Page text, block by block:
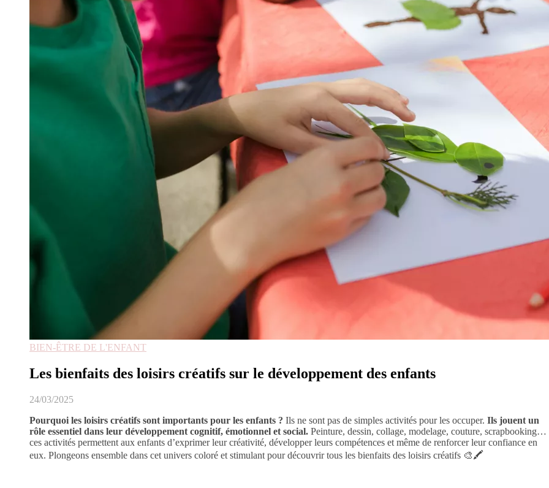
BIEN-ÊTRE DE L'ENFANT
Les bienfaits des loisirs créatifs sur le développement des enfants
24/03/2025
Pourquoi les loisirs créatifs sont importants pour les enfants ? Ils ne sont pas de simples activités pour les occuper. Ils jouent un
rôle essentiel dans leur développement cognitif, émotionnel et social. Peinture, dessin, collage, modelage, couture, scrapbooking…
ces activités permettent aux enfants d’exprimer leur créativité, développer leurs compétences et même de renforcer leur confiance en
eux. Plongeons ensemble dans cet univers coloré et stimulant pour découvrir tous les bienfaits des loisirs créatifs 🎨🖍️